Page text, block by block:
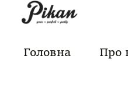
Головна Про